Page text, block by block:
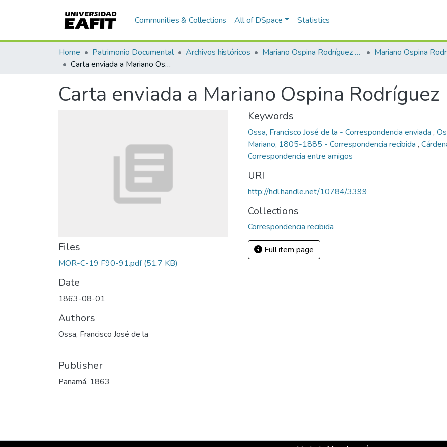
Communities & Collections All of DSpace Statistics
Home Patrimonio Documental Archivos históricos Mariano Ospina Rodríguez (1826 -1912) Mariano Ospina
Carta enviada a Mariano Ospina Rodríguez
Carta enviada a Mariano Ospina Rodríguez
Files
MOR-C-19 F90-91.pdf(51.7 KB)
Date
1863-08-01
Authors
Ossa, Francisco José de la
Publisher
Panamá, 1863
Keywords
Ossa, Francisco José de la - Correspondencia enviada ,
Mariano, 1805-1885 - Correspondencia recibida ,
Correspondencia entre amigos
URI
http://hdl.handle.net/10784/3399
Collections
Correspondencia recibida
Full item page